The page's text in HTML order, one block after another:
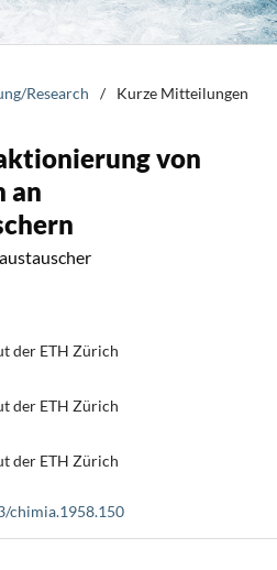
Research
/ Kurze Mitteilungen
von
an
der ETH Zürich
der ETH Zürich
der ETH Zürich
chimia.1958.150